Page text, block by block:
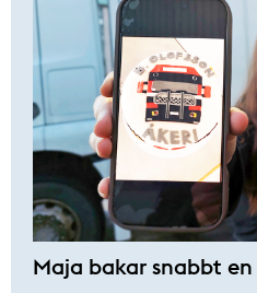
Maja bakar snabbt